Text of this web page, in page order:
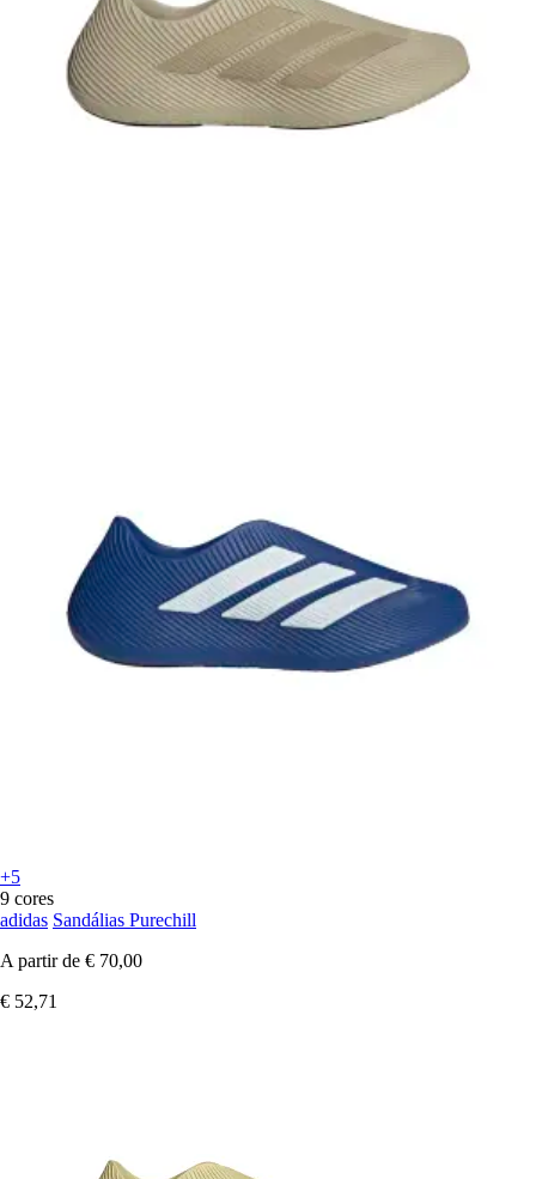
+5
9 cores
adidas Sandálias Purechill
A partir de € 70,00
€ 52,71